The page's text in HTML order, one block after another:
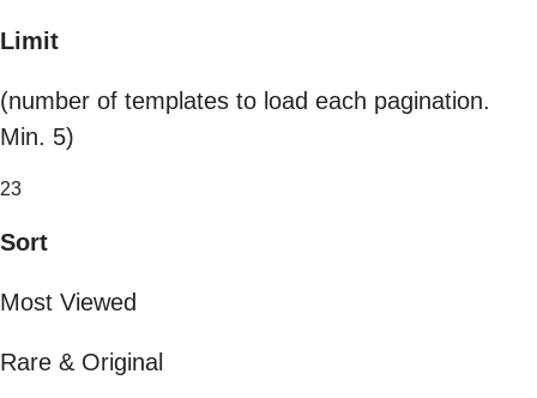
Limit
(number of templates to load each pagination.
Min. 5)
23
Sort
Most Viewed
Rare & Original